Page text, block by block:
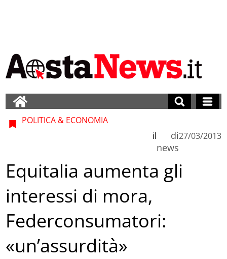
POLITICA & ECONOMIA
di
news
il 27/03/2013
Equitalia aumenta gli
interessi di mora,
Federconsumatori:
«un’assurdità»